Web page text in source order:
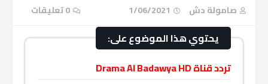
صامولة دش 1/06/2021 0 تعليقات
يحتوي هذا الموضوع على:
تردد قناة Drama Al Badawya HD